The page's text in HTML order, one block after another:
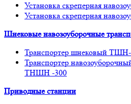
Установка скреперная
Установка скреперная
Шнековые навозоуборочные
Транспортер шнековый
Транспортер
ТНШН -300
Приводные станции